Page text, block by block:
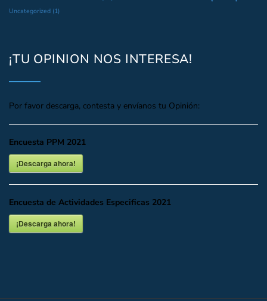
Uncategorized (1)
¡TU OPINION NOS INTERESA!
Por favor descarga, contesta y envíanos tu Opinión:
Encuesta PPM 2021
¡Descarga ahora!
Encuesta de Actividades Especificas 2021
¡Descarga ahora!